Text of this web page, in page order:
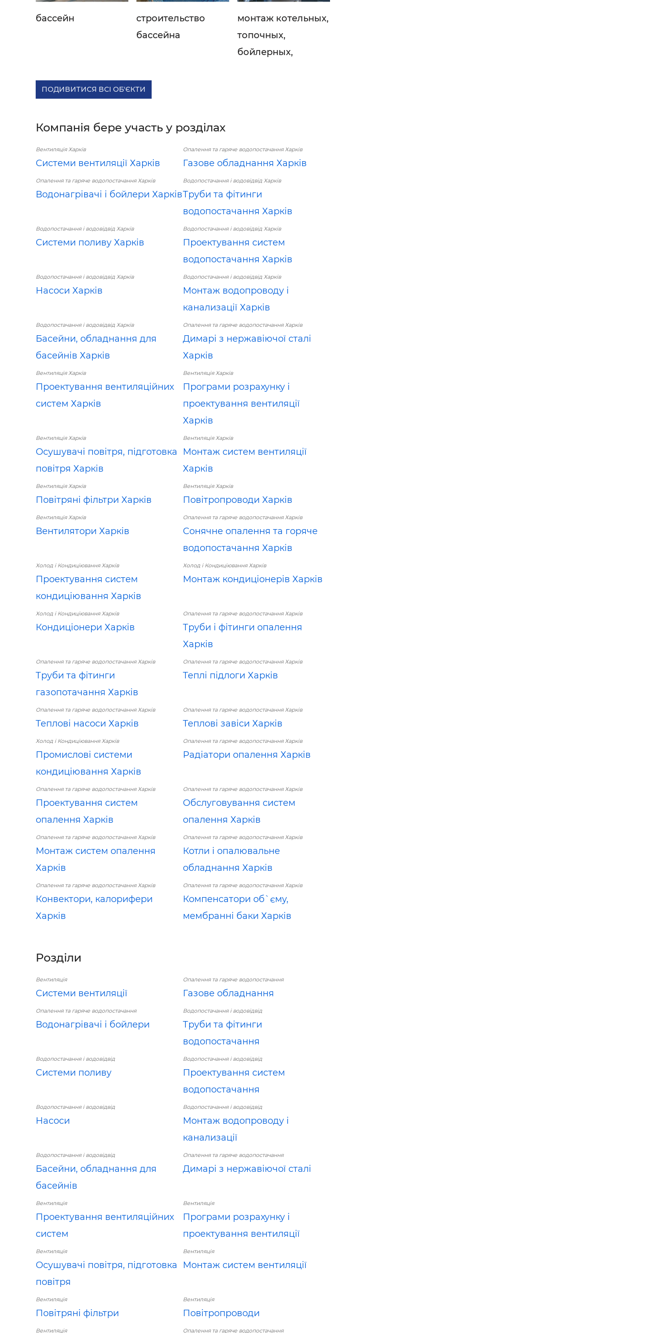
бассейн
строительство
бассейна
монтаж котельных,
топочных,
бойлерных,
ПОДИВИТИСЯ ВСІ ОБ'ЄКТИ
Компанія бере участь у розділах
Вентиляція Харків
Системи вентиляції Харків
Опалення та гаряче водопостачання Харків
Газове обладнання Харків
Опалення та гаряче водопостачання Харків
Водонагрівачі і бойлери Харків
Водопостачання і водовідвід Харків
Труби та фітинги
водопостачання Харків
Водопостачання і водовідвід Харків
Системи поливу Харків
Водопостачання і водовідвід Харків
Проектування систем
водопостачання Харків
Водопостачання і водовідвід Харків
Насоси Харків
Водопостачання і водовідвід Харків
Монтаж водопроводу і
канализації Харків
Водопостачання і водовідвід Харків
Басейни, обладнання для
басейнів Харків
Опалення та гаряче водопостачання Харків
Димарі з нержавіючої сталі
Харків
Вентиляція Харків
Проектування вентиляційних
систем Харків
Вентиляція Харків
Програми розрахунку і
проектування вентиляції
Харків
Вентиляція Харків
Осушувачі повітря, підготовка
повітря Харків
Вентиляція Харків
Монтаж систем вентиляції
Харків
Вентиляція Харків
Повітряні фільтри Харків
Вентиляція Харків
Повітропроводи Харків
Вентиляція Харків
Вентилятори Харків
Опалення та гаряче водопостачання Харків
Сонячне опалення та горяче
водопостачання Харків
Холод і Кондиціювання Харків
Проектування систем
кондиціювання Харків
Холод і Кондиціювання Харків
Монтаж кондиціонерів Харків
Холод і Кондиціювання Харків
Кондиціонери Харків
Опалення та гаряче водопостачання Харків
Труби і фітинги опалення
Харків
Опалення та гаряче водопостачання Харків
Труби та фітинги
газопотачання Харків
Опалення та гаряче водопостачання Харків
Теплі підлоги Харків
Опалення та гаряче водопостачання Харків
Теплові насоси Харків
Опалення та гаряче водопостачання Харків
Теплові завіси Харків
Холод і Кондиціювання Харків
Промислові системи
кондиціювання Харків
Опалення та гаряче водопостачання Харків
Радіатори опалення Харків
Опалення та гаряче водопостачання Харків
Проектування систем
опалення Харків
Опалення та гаряче водопостачання Харків
Обслуговування систем
опалення Харків
Опалення та гаряче водопостачання Харків
Монтаж систем опалення
Харків
Опалення та гаряче водопостачання Харків
Котли і опалювальне
обладнання Харків
Опалення та гаряче водопостачання Харків
Конвектори, калорифери
Харків
Опалення та гаряче водопостачання Харків
Компенсатори об`єму,
мембранні баки Харків
Розділи
Вентиляція
Системи вентиляції
Опалення та гаряче водопостачання
Газове обладнання
Опалення та гаряче водопостачання
Водонагрівачі і бойлери
Водопостачання і водовідвід
Труби та фітинги
водопостачання
Водопостачання і водовідвід
Системи поливу
Водопостачання і водовідвід
Проектування систем
водопостачання
Водопостачання і водовідвід
Насоси
Водопостачання і водовідвід
Монтаж водопроводу і
канализації
Водопостачання і водовідвід
Басейни, обладнання для
басейнів
Опалення та гаряче водопостачання
Димарі з нержавіючої сталі
Вентиляція
Проектування вентиляційних
систем
Вентиляція
Програми розрахунку і
проектування вентиляції
Вентиляція
Осушувачі повітря, підготовка
повітря
Вентиляція
Монтаж систем вентиляції
Вентиляція
Повітряні фільтри
Вентиляція
Повітропроводи
Вентиляція Опалення та гаряче водопостачання